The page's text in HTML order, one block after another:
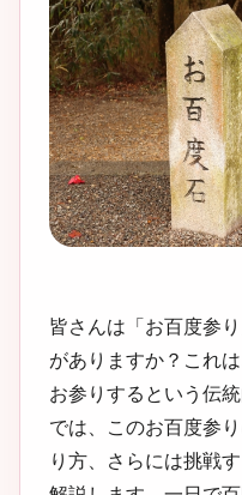
皆さんは「お百度参
がありますか？これ
お参りするという伝
では、このお百度参
り方、さらには挑戦